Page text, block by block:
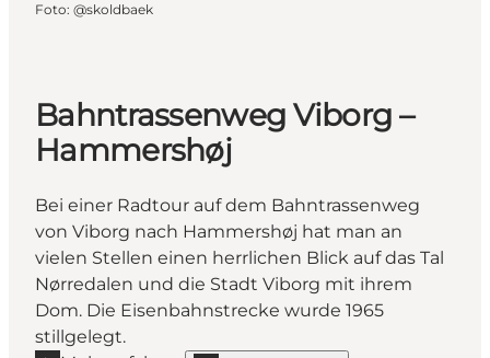
Foto: @skoldbaek
Bahntrassenweg Viborg –
Hammershøj
Bei einer Radtour auf dem Bahntrassenweg
von Viborg nach Hammershøj hat man an
vielen Stellen einen herrlichen Blick auf das Tal
Nørredalen und die Stadt Viborg mit ihrem
Dom. Die Eisenbahnstrecke wurde 1965
stillgelegt.